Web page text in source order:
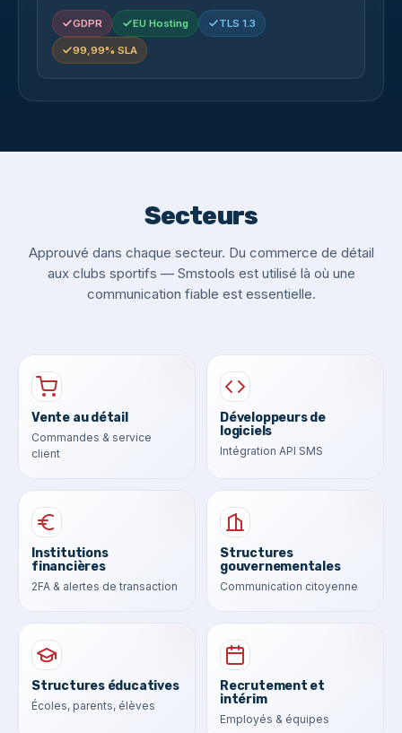
GDPR EU Hosting TLS 1.3
99,99% SLA
Secteurs
Approuvé dans chaque secteur. Du commerce de détail
aux clubs sportifs — Smstools est utilisé là où une
communication fiable est essentielle.
Vente au détail
Commandes & service
client
Développeurs de
logiciels
Intégration API SMS
Institutions
financières
2FA & alertes de transaction
Structures
gouvernementales
Communication citoyenne
Structures éducatives
Écoles, parents, élèves
Recrutement et
intérim
Employés & équipes